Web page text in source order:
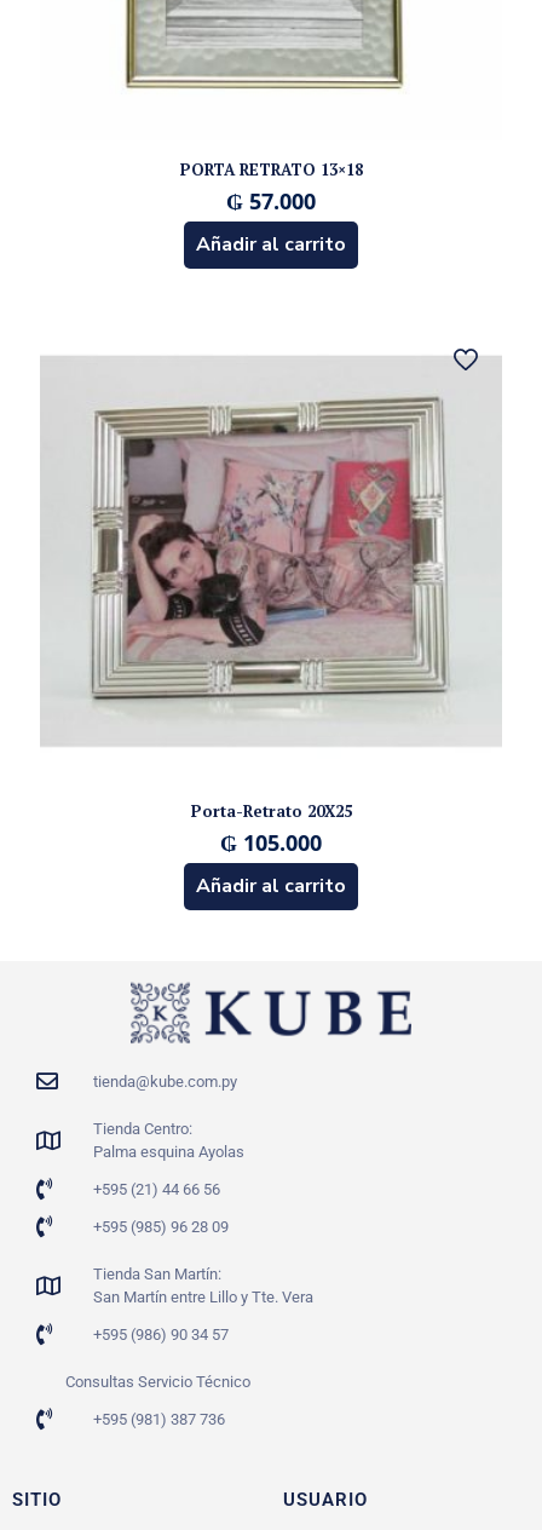
PORTA RETRATO 13×18
₲ 57.000
Añadir al carrito
Porta-Retrato 20X25
₲ 105.000
Añadir al carrito
tienda@kube.com.py
Tienda Centro:
Palma esquina Ayolas
+595 (21) 44 66 56
+595 (985) 96 28 09
Tienda San Martín:
San Martín entre Lillo y Tte. Vera
+595 (986) 90 34 57
Consultas Servicio Técnico
+595 (981) 387 736
SITIO USUARIO